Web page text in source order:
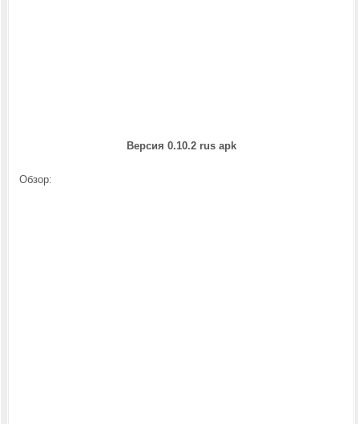
Версия 0.10.2 rus apk
Обзор: